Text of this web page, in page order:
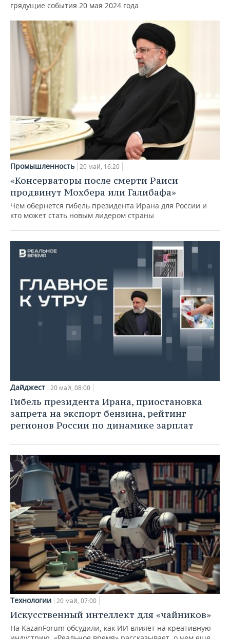
грядущие события 20 мая 2024 года
Промышленность 20 май, 16:20
«Консерваторы после смерти Раиси
продвинут Мохбера или Галибафа»
Чем обернется гибель президента Ирана для России и
кто может стать новым лидером страны
Дайджест 20 май, 08:00
Гибель президента Ирана, приостановка
запрета на экспорт бензина, рейтинг
регионов России по динамике зарплат
Технологии 20 май, 07:00
Искусственный интеллект для «чайников»
На KazanForum обсудили, как ИИ влияет на креативную